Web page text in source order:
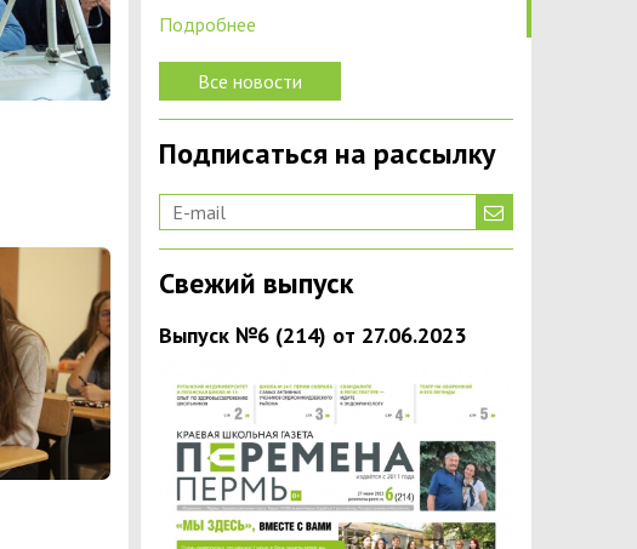
Подробнее
Все новости
Подписаться на рассылку
Свежий выпуск
Выпуск №6 (214) от 27.06.2023